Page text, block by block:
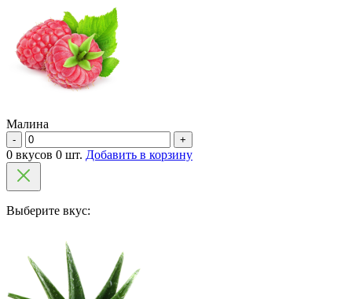
Малина
- +
0 вкусов 0 шт. Добавить в корзину
Выберите вкус: